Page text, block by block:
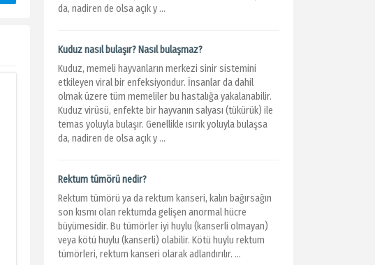
da, nadiren de olsa açık y ...
Kuduz nasıl bulaşır? Nasıl bulaşmaz?
Kuduz, memeli hayvanların merkezi sinir sistemini
etkileyen viral bir enfeksiyondur. İnsanlar da dahil
olmak üzere tüm memeliler bu hastalığa yakalanabilir.
Kuduz virüsü, enfekte bir hayvanın salyası (tükürük) ile
temas yoluyla bulaşır. Genellikle ısırık yoluyla bulaşsa
da, nadiren de olsa açık y ...
Rektum tümörü nedir?
Rektum tümörü ya da rektum kanseri, kalın bağırsağın
son kısmı olan rektumda gelişen anormal hücre
büyümesidir. Bu tümörler iyi huylu (kanserli olmayan)
veya kötü huylu (kanserli) olabilir. Kötü huylu rektum
tümörleri, rektum kanseri olarak adlandırılır. ...